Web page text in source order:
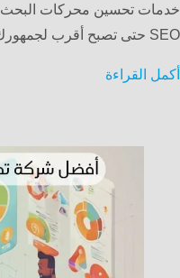
SEO حتى تصبح أقرب لجمهورك المستهدف. فقط عليك اختيار سيو...
أكمل القراءة